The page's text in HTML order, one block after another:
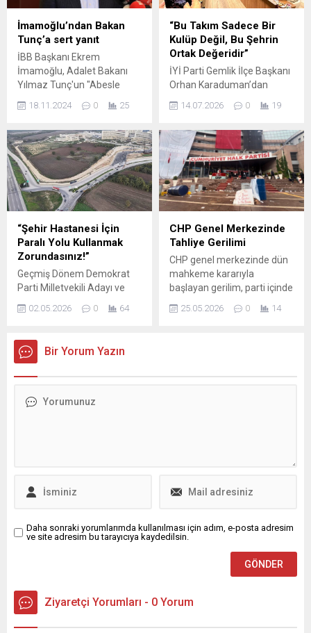
İmamoğlu’ndan Bakan
Tunç’a sert yanıt
İBB Başkanı Ekrem
İmamoğlu, Adalet Bakanı
Yılmaz Tunç'un "Abesle
sataşmayı bırakıp
ilgilensin" sözlerine yanıt
verdi.
18.11.2024 0 25
“Bu Takım Sadece Bir
Kulüp Değil, Bu Şehrin
Ortak Değeridir”
İYİ Parti Gemlik İlçe Başkanı
Orhan Karaduman’dan
Çağrısı… TFF 3. Lig yolculuğu
dönem yapılanması için
ikinci toplantı gerçekleştirildi.
Siyasi ayrışmaların bir
kenara bırakıldığı
buluşmada, kentin geleceği
ve gençlerin hayalleri için
ortak irade vurgusu yapıldı.
BURSA – GEMLİK
Önümüzdeki sezon TFF 3.
Lig’de mücadele edecek...
14.07.2026 0 19
“Şehir Hastanesi İçin
Paralı Yolu Kullanmak
Zorundasınız!”
Geçmiş Dönem Demokrat
Parti Milletvekili Adayı ve
Yıldırım Belediye Başkan
Adayı Yusuf Öz’den Eleştiri:
Yolu Kullanmak
Zorundasınız!” Yusuf Öz,
eleştiride bulundu. Öz, “Şehir
mecburiyetindesiniz....
02.05.2026 0 64
CHP Genel Merkezinde
Tahliye Gerilimi
CHP genel merkezinde dün
mahkeme kararıyla
başlayan gerilim, parti içinde
ve dışında yoğun tepkilere
yol açtı. Ankara Bölge Adliye
25.05.2026 0 14
Bir Yorum Yazın
Daha sonraki yorumlarımda kullanılması için adım, e-posta adresim
ve site adresim bu tarayıcıya kaydedilsin.
Ziyaretçi Yorumları - 0 Yorum